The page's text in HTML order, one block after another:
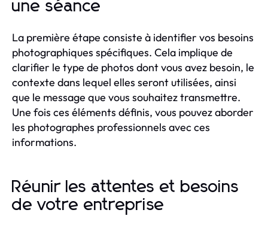
une séance
La première étape consiste à identifier vos besoins
photographiques spécifiques. Cela implique de
clarifier le type de photos dont vous avez besoin, le
contexte dans lequel elles seront utilisées, ainsi
que le message que vous souhaitez transmettre.
Une fois ces éléments définis, vous pouvez aborder
les photographes professionnels avec ces
informations.
Réunir les attentes et besoins
de votre entreprise